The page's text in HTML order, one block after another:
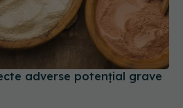
adverse potențial grave